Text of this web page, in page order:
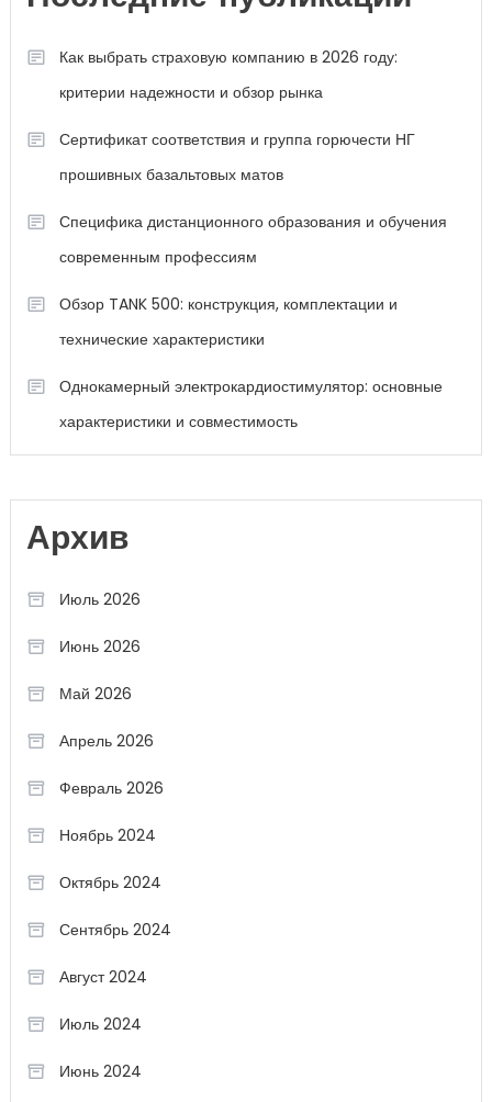
Как выбрать страховую компанию в 2026 году:
критерии надежности и обзор рынка
Сертификат соответствия и группа горючести НГ
прошивных базальтовых матов
Специфика дистанционного образования и обучения
современным профессиям
Обзор TANK 500: конструкция, комплектации и
технические характеристики
Однокамерный электрокардиостимулятор: основные
характеристики и совместимость
Архив
Июль 2026
Июнь 2026
Май 2026
Апрель 2026
Февраль 2026
Ноябрь 2024
Октябрь 2024
Сентябрь 2024
Август 2024
Июль 2024
Июнь 2024